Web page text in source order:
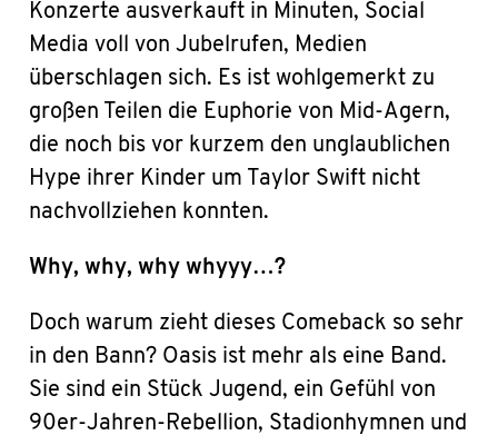
Konzerte ausverkauft in Minuten, Social
Media voll von Jubelrufen, Medien
überschlagen sich. Es ist wohlgemerkt zu
großen Teilen die Euphorie von Mid-Agern,
die noch bis vor kurzem den unglaublichen
Hype ihrer Kinder um Taylor Swift nicht
nachvollziehen konnten.
Why, why, why whyyy…?
Doch warum zieht dieses Comeback so sehr
in den Bann? Oasis ist mehr als eine Band.
Sie sind ein Stück Jugend, ein Gefühl von
90er-Jahren-Rebellion, Stadionhymnen und